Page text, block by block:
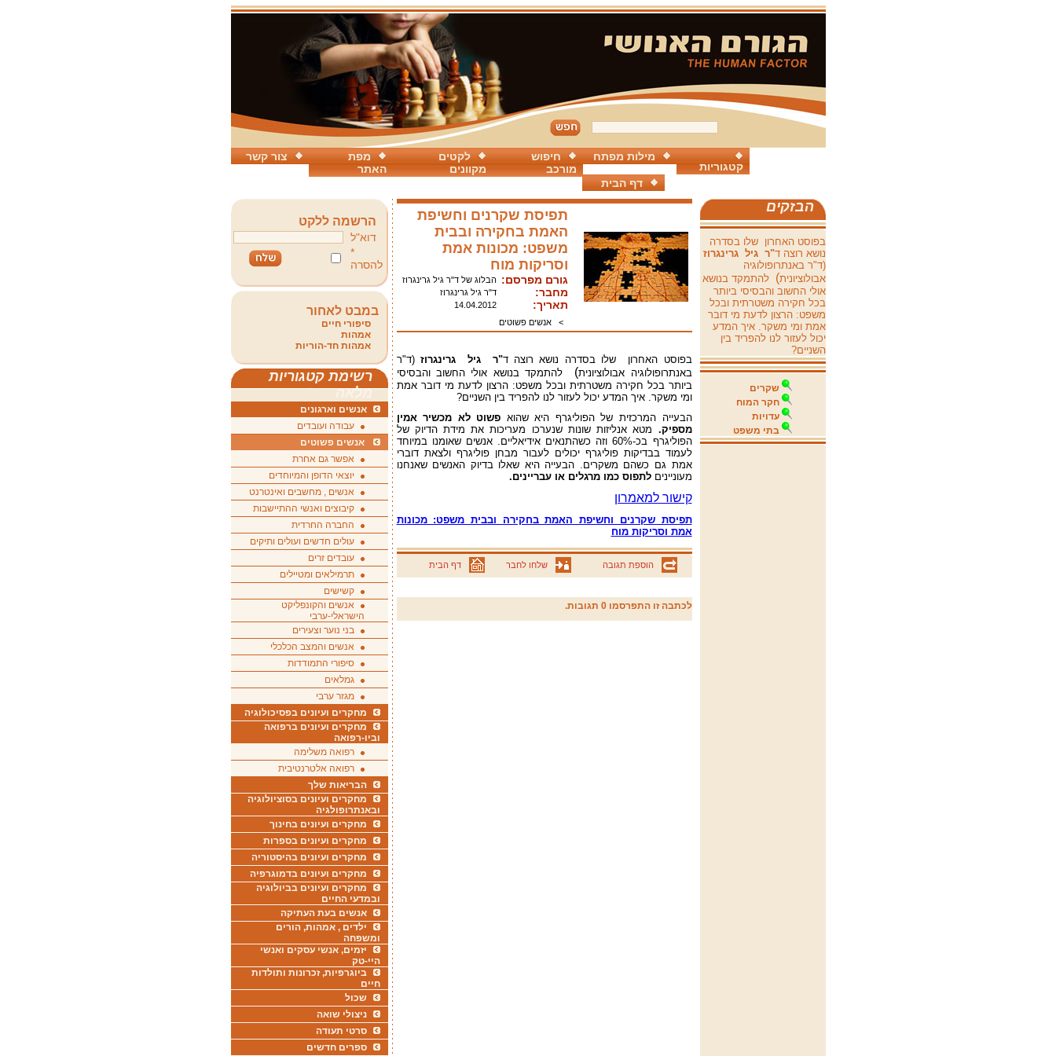
צור קשר
מפת
האתר
לקטים
מקוונים
חיפוש
מורכב
מילות מפתח
קטגוריות
דף הבית
הבזקים
בפוסט האחרון
שלו בסדרה
נושא רוצה ד"ר גיל גרינגרוז
(ד"ר באנתרופולוגיה
אבולוציונית)
להתמקד בנושא
אולי החשוב והבסיסי ביותר
בכל חקירה משטרתית ובכל
משפט: הרצון לדעת מי דובר
אמת ומי משקר. איך המדע
יכול לעזור לנו להפריד בין
השניים?
שקרים
חקר המוח
עדויות
בתי משפט
תפיסת שקרנים וחשיפת
האמת בחקירה ובבית
משפט: מכונות אמת
וסריקות מוח
גורם מפרסם: הבלוג של ד"ר גיל גרינגרוז
מחבר: ד"ר גיל גרינגרוז
תאריך:
14.04.2012
>
אנשים פשוטים
בפוסט האחרון שלו בסדרה נושא רוצה ד"ר גיל גרינגרוז (ד"ר
באנתרופולוגיה אבולוציונית)
להתמקד בנושא אולי החשוב והבסיסי
ביותר בכל חקירה משטרתית ובכל משפט: הרצון לדעת מי דובר אמת
ומי משקר. איך המדע יכול לעזור לנו להפריד בין השניים?
הבעייה המרכזית של הפוליגרף היא שהוא פשוט לא מכשיר אמין
מספיק. מטא אנליזות שונות שנערכו מעריכות את מידת הדיוק של
הפוליגרף בכ-60% וזה כשהתנאים אידיאליים. אנשים שאומנו במיוחד
לעמוד בבדיקות פוליגרף יכולים לעבור מבחן פוליגרף ולצאת דוברי
אמת גם כשהם משקרים. הבעייה היא שאלו בדיוק האנשים שאנחנו
מעונייניםלתפוס כמו מרגלים או עבריינים.
קישור למאמרון
תפיסת שקרנים וחשיפת האמת בחקירה ובבית משפט: מכונות
אמת וסריקות מוח
הוספת תגובה שלחו לחבר דף הבית
לכתבה זו התפרסמו 0 תגובות.
הרשמה ללקט
דוא"ל
*
להסרה
במבט לאחור
סיפורי חיים
אמהות
אמהות חד-הוריות
רשימת קטגוריות
מלאה
אנשים וארגונים
עבודה ועובדים
אנשים פשוטים
אפשר גם אחרת
יוצאי הדופן והמיוחדים
אנשים , מחשבים ואינטרנט
קיבוצים ואנשי ההתיישבות
החברה החרדית
עולים חדשים ועולים ותיקים
עובדים זרים
תרמילאים ומטיילים
קשישים
אנשים והקונפליקט
הישראלי-ערבי
בני נוער וצעירים
אנשים והמצב הכלכלי
סיפורי התמודדות
גמלאים
מגזר ערבי
מחקרים ועיונים בפסיכולוגיה
מחקרים ועיונים ברפואה
וביו-רפואה
רפואה משלימה
רפואה אלטרנטיבית
הבריאות שלך
מחקרים ועיונים בסוציולוגיה
ובאנתרופולגיה
מחקרים ועיונים בחינוך
מחקרים ועיונים בספרות
מחקרים ועיונים בהיסטוריה
מחקרים ועיונים בדמוגרפיה
מחקרים ועיונים בביולוגיה
ובמדעי החיים
אנשים בעת העתיקה
ילדים , אמהות, הורים
ומשפחה
יזמים, אנשי עסקים ואנשי
היי-טק
ביוגרפיות, זכרונות ותולדות
חיים
שכול
ניצולי שואה
סרטי תעודה
ספרים חדשים